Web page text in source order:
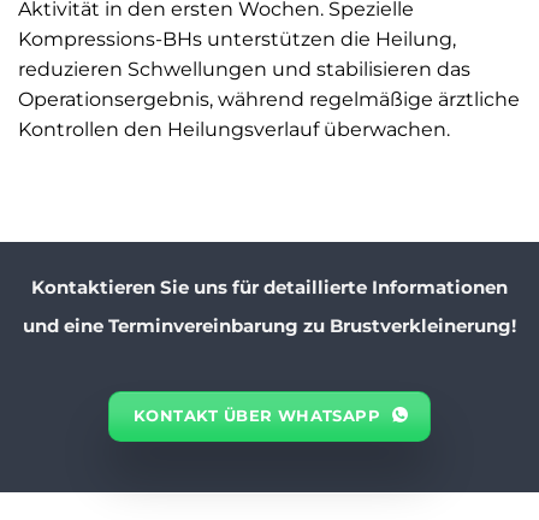
Aktivität in den ersten Wochen. Spezielle
Kompressions-BHs unterstützen die Heilung,
reduzieren Schwellungen und stabilisieren das
Operationsergebnis, während regelmäßige ärztliche
Kontrollen den Heilungsverlauf überwachen.
Kontaktieren Sie uns für detaillierte Informationen
und eine Terminvereinbarung zu Brustverkleinerung!
KONTAKT ÜBER WHATSAPP